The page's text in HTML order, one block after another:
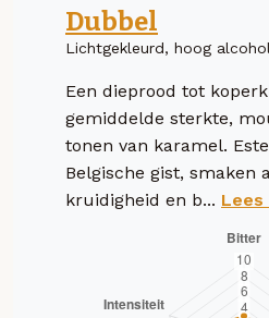
Dubbel
Lichtgekleurd, hoog alcohol
Een dieprood tot
gemiddelde sterkte,
tonen van karamel.
Belgische gist, smaken
kruidigheid en b... Lees